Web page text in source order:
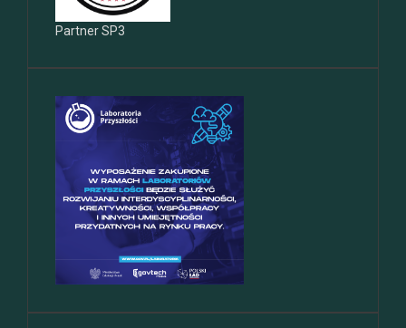
Partner SP3